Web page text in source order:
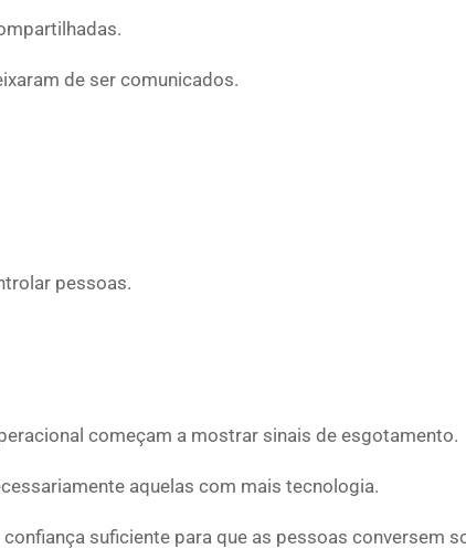
de ser comunicados.
pessoas.
começam a mostrar sinais de esgotamento.
aquelas com mais tecnologia.
suficiente para que as pessoas conversem